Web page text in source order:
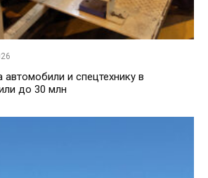
и спецтехнику в
до 30 млн